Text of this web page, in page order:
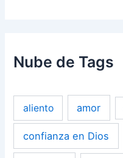
Nube de Tags
aliento amor
confianza en Dios